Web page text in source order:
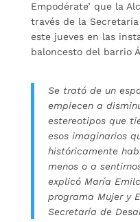
Empodérate’ que la
través de la
este jueves en las
baloncesto del barrio
Se trató de un
empiecen a
estereotipos que
esos imaginarios
históricamente
menos o a
explicó María
programa Mujer y
Secretaría de